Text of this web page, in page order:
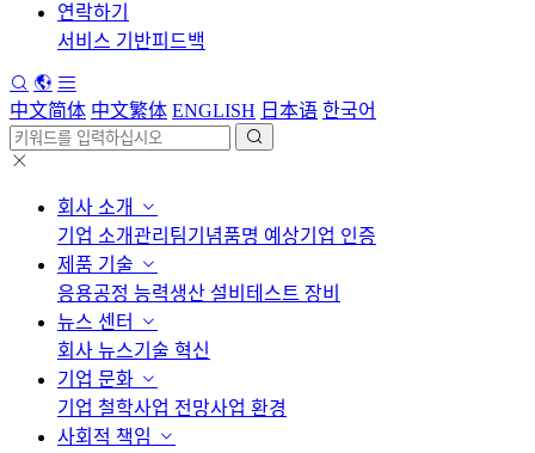
연락하기
서비스 기반피드백
中文简体 中文繁体 ENGLISH 日本语 한국어
회사 소개
기업 소개관리팀기념품명 예상기업 인증
제품 기술
응용공정 능력생산 설비 테스트 장비
뉴스 센터
회사 뉴스기술 혁신
기업 문화
기업 철학사업 전망사업 환경
사회적 책임